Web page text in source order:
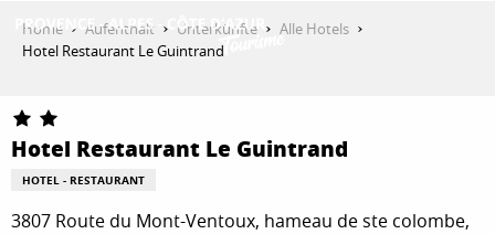
ENTDECKEN
AKTIVITÄTEN
Home Aufenthalt Unterkünfte
Alle Hotels
Hotel Restaurant Le Guintrand
Hotel Restaurant Le Guintrand
HOTEL - RESTAURANT
3807 Route du Mont-Ventoux, hameau de ste colombe,